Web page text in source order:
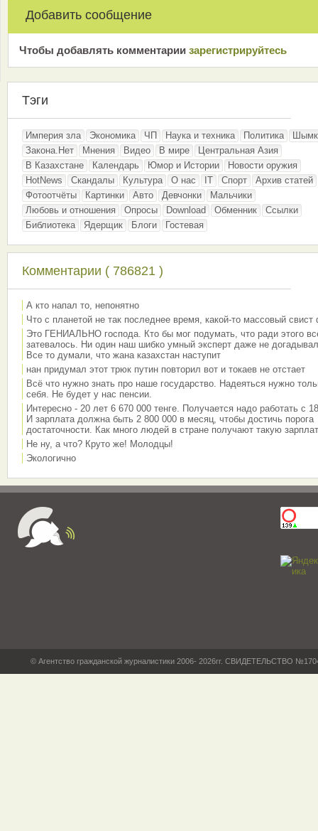
Добавить сообщение
Чтобы добавлять комментарии зарeгиcтрирyйтeсь
Тэги
Империя зла Экономика ЧП Наука и техника Политика
Закона.Нет
Мнения Видео В мире
Центральная Азия
В Казахстане
Календарь Юмор и Истории
Новости оружия
HotNews
Скандалы Культура О нас IT Спорт
Архив статей
Фотоотчёты
Картинки Авто Девчонки
Мальчики
Любовь и отношения
Опросы Download Обменник
Ссылки
Библиотека
Ядерщик Блоги Гостевая
Комментарии ( 786821 )
А кто напал то, непонятно
Что с планетой не так последнее время, какой-то массовый свист
Это ГЕНИАЛЬНО господа. Кто бы мог подумать, что ради этого
затевалось. Ни один наш шибко умный эксперт даже не
Все то думали, что жана казахстан наступит
нан придумал этот трюк путин повторил вот и токаев не отстает
Всё что нужно знать про наше государство. Надеяться нужно
себя. Не будет у нас пенсии.
Интересно - 20 лет 6 670 000 тенге. Получается надо работать с
И зарплата должна быть 2 800 000 в месяц, чтобы достичь порога
достаточности. Как много людей в стране получают такую
Не ну, а что? Круто же! Молодцы!
Экологично
© Агентство гражданской журналистики 2006- 2026гг. СВИДЕТЕЛЬСТВО